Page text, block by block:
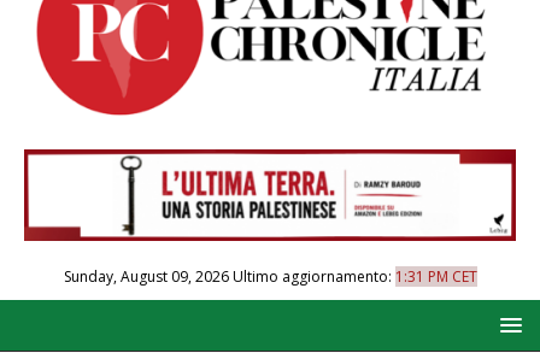
Sunday, August 09, 2026Ultimo aggiornamento: 1:31 PM CET